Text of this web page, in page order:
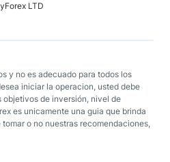
LTD
y no es adecuado para todos los
iniciar la operacion, usted debe
de inversión, nivel de
es unicamente una guia que brinda
o no nuestras recomendaciones,